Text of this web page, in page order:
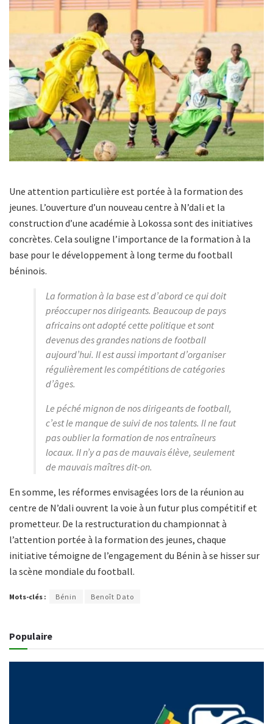
Une attention particulière est portée à la formation des
jeunes. L’ouverture d’un nouveau centre à N’dali et la
construction d’une académie à Lokossa sont des initiatives
concrètes. Cela souligne l’importance de la formation à la
base pour le développement à long terme du football
béninois.
La formation à la base est d’abord ce qui doit
préoccuper nos dirigeants. Beaucoup de pays
africains ont adopté cette politique et sont
devenus des grandes nations de football
aujourd’hui. Il est aussi important d’organiser
régulièrement les compétitions de catégories
d’âges.
Le péché mignon de nos dirigeants de football,
c’est le manque de suivi de nos talents. Il ne faut
pas oublier la formation de nos entraîneurs
locaux. Il n’y a pas de mauvais élève, seulement
de mauvais maîtres dit-on.
En somme, les réformes envisagées lors de la réunion au
centre de N’dali ouvrent la voie à un futur plus compétitif et
prometteur. De la restructuration du championnat à
l’attention portée à la formation des jeunes, chaque
initiative témoigne de l’engagement du Bénin à se hisser sur
la scène mondiale du football.
Mots-clés : Bénin Benoît Dato
Populaire